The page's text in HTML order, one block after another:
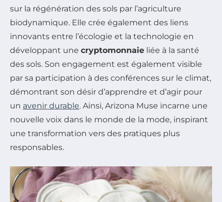
sur la régénération des sols par l’agriculture
biodynamique. Elle crée également des liens
innovants entre l’écologie et la technologie en
développant une cryptomonnaie liée à la santé
des sols. Son engagement est également visible
par sa participation à des conférences sur le climat,
démontrant son désir d’apprendre et d’agir pour
un avenir durable. Ainsi, Arizona Muse incarne une
nouvelle voix dans le monde de la mode, inspirant
une transformation vers des pratiques plus
responsables.